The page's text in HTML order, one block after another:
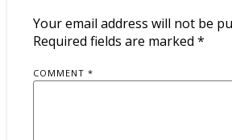
Your email address will not be
Required fields are marked *
COMMENT *